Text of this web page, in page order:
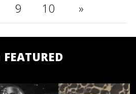
9 10 »